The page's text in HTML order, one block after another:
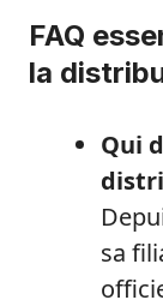
FAQ
la
Qui
sa